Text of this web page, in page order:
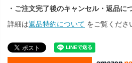
・ご注文完了後のキャンセル・返品に
詳細は返品特約について をご覧くださ